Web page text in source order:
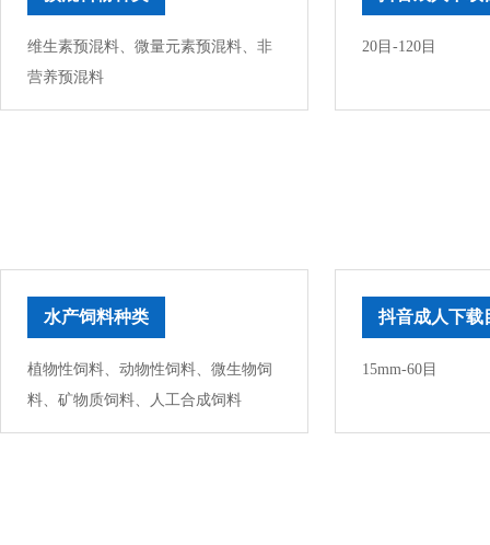
维生素预混料、微量元素预混料、非
营养预混料
20目-120目
水产饲料种类
植物性饲料、动物性饲料、微生物饲
料、矿物质饲料、人工合成饲料
抖音成人下载
15mm-60目